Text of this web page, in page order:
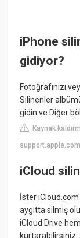
iPhone
gidiyor?
Fotoğrafınızı
Silinenler
gidin ve Diğer
Kaynak
support.apple.com
iCloud
İster
aygıtta silmiş
iCloud Drive
kurtarabilirsiniz.